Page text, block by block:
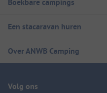
Boekbare campings
Een stacaravan huren
Over ANWB Camping
Volg ons